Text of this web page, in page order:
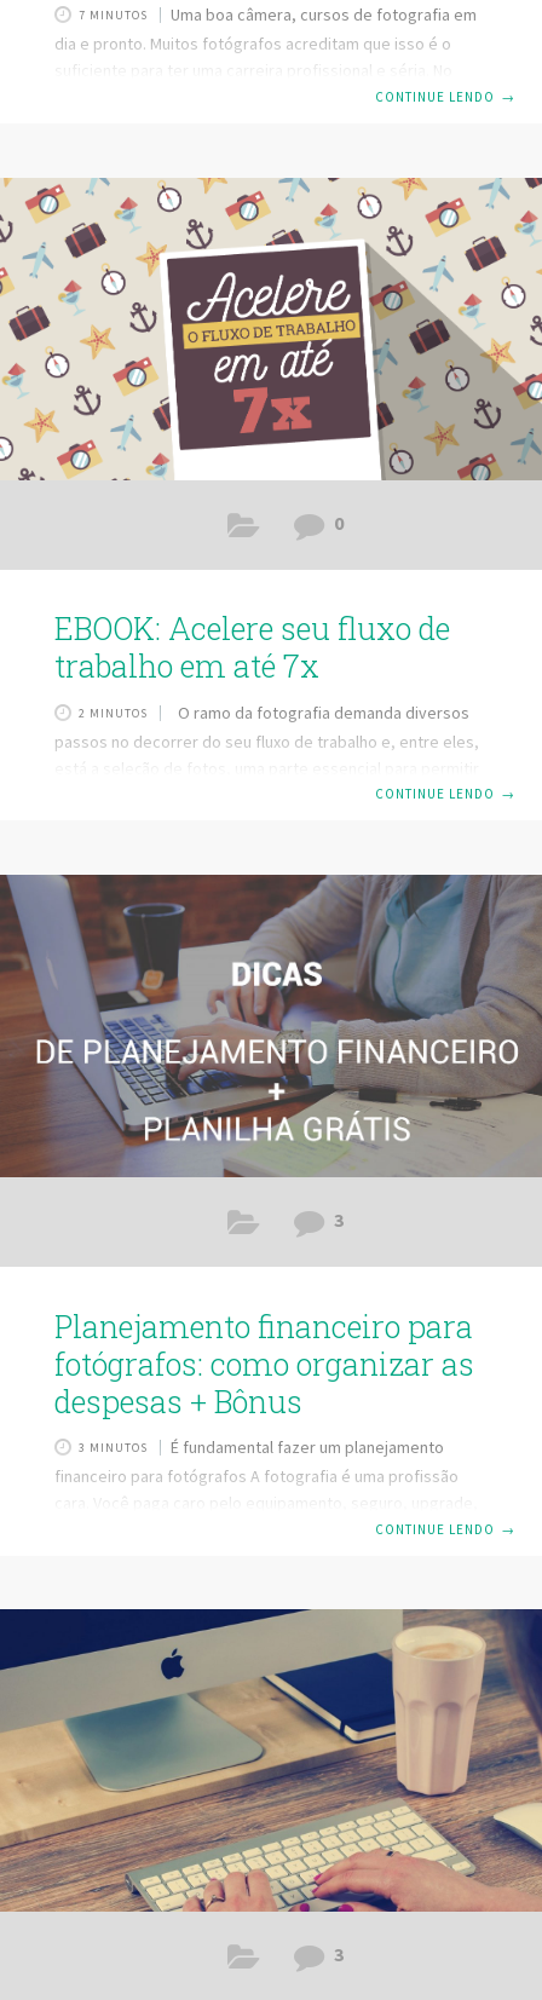
7 MINUTOS
Uma boa câmera, cursos de fotografia em
dia e pronto. Muitos fotógrafos acreditam que isso é o
suficiente para ter uma carreira profissional e séria. No
entanto, já existem recursos que contribuem para que um
para fotógrafos, que vai contribuir muito para isso!
Então,se você é aquele fotógrafo que tem paixão pela sua
profissão e deseja largar tudo para a ter como fonte de
renda principal,
CONTINUE LENDO →
0
EBOOK: Acelere seu fluxo de
trabalho em até 7x
2 MINUTOS
O ramo da fotografia demanda diversos
passos no decorrer do seu fluxo de trabalho e, entre eles,
está a seleção de fotos, uma parte essencial para permitir
que o fotografo entregue os melhores resultados.
profissionalismo, mas também espalha por sua região a
ideia de uma imagem sólida e eficiente. Para isso, confira
nosso e-book gratuito, que permite que todos os passos
necessários
CONTINUE LENDO →
3
Planejamento financeiro para
fotógrafos: como organizar as
despesas + Bônus
3 MINUTOS
É fundamental fazer um planejamento
financeiro para fotógrafos A fotografia é uma profissão
cara. Você paga caro pelo equipamento, seguro, upgrade,
gasta com locomoção e com apetrechos para os ensaios.
rapidamente entrará em desgosto com a profissão. Então,
veja a seguir nossas dicas de planejamento financeiro para
fotógrafos, e aprenda a faturar mais com o seu trabalho,
calculando seus gastos e criando um
CONTINUE LENDO →
3